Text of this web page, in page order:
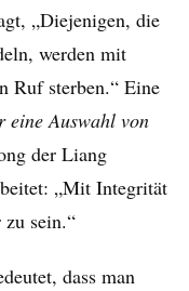
„Diejenigen, die
werden mit
Ruf sterben.“ Eine
eine Auswahl von
der Liang
„Mit Integrität
sein.“
dass man